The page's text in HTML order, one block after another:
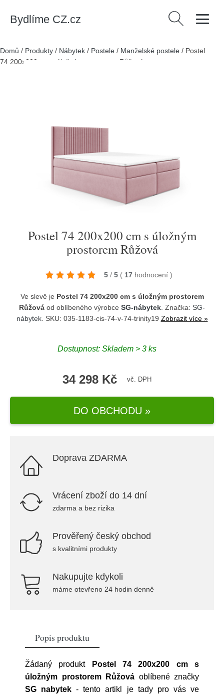
Bydlíme CZ.cz Vyhledávání
Domů / Produkty / Nábytek / Postele / Manželské postele / Postel
74 200x200 cm s úložným prostorem Růžová
Postel 74 200x200 cm s úložným
prostorem Růžová
5 / 5 ( 17 hodnocení )
Ve slevě je Postel 74 200x200 cm s úložným prostorem
Růžová od oblíbeného výrobce SG-nábytek . Značka: SG-
nábytek. SKU: 035-1183-cis-74-v-74-trinity19 Zobrazit více »
Dostupnost: Skladem > 3 ks
34 298 Kč vč. DPH
DO OBCHODU »
Doprava ZDARMA
Vrácení zboží do 14 dní
zdarma a bez rizika
Prověřený český obchod
s kvalitními produkty
Nakupujte kdykoli
máme otevřeno 24 hodin denně
Popis produktu
Žádaný produkt
Postel 74 200x200 cm s
úložným prostorem Růžová oblíbené značky
SG nabytek - tento artikl je tady pro vás ve